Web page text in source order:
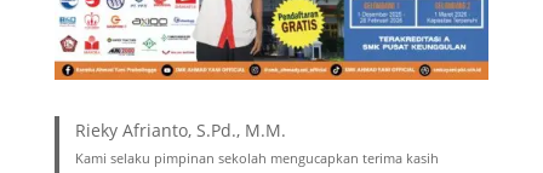
Rieky Afrianto, S.Pd., M.M.
Kami selaku pimpinan sekolah mengucapkan terima kasih